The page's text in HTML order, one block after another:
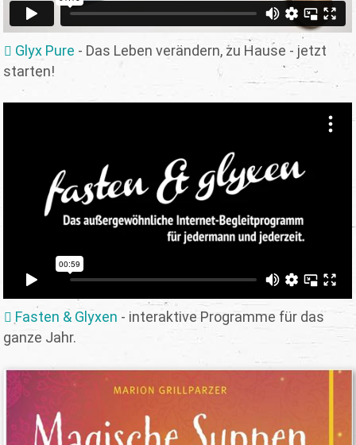
Glyx Pure - Das Leben verändern, zu Hause - jetzt
starten!
Fasten & Glyxen - interaktive Programme für das
ganze Jahr.